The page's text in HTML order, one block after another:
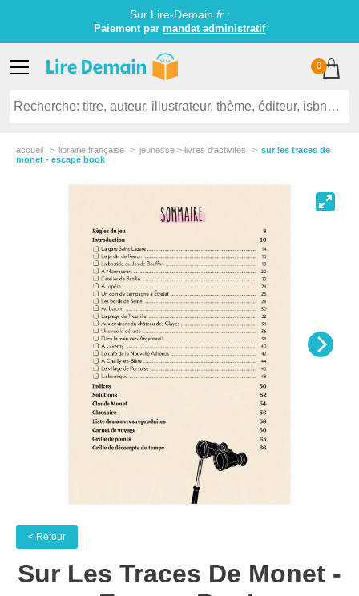
Sur Lire-Demain. fr:
Paiement par mandat administratif
0
accueil librairie française jeunesse > livres d'activités
sur les traces de
monet - escape book
< Retour
Sur Les Traces De Monet -